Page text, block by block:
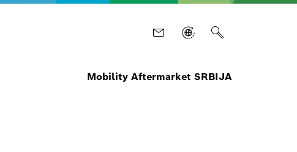
Mobility Aftermarket SRBIJA